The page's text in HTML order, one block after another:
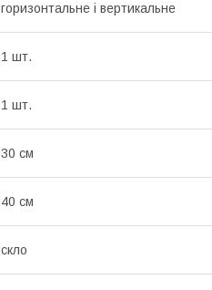
горизонтальне і вертикальне
1 шт.
1 шт.
30 см
40 см
скло